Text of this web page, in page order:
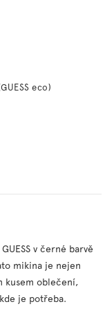
eco)
v černé barvě
mikina je nejen
kusem oblečení,
je potřeba.